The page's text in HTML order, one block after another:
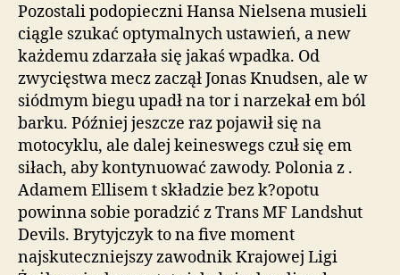
Pozostali podopieczni Hansa Nielsena musieli
ciągle szukać optymalnych ustawień, a new
każdemu zdarzała się jakaś wpadka. Od
zwycięstwa mecz zaczął Jonas Knudsen, ale w
siódmym biegu upadł na tor i narzekał em ból
barku. Później jeszcze raz pojawił się na
motocyklu, ale dalej keineswegs czuł się em
siłach, aby kontynuować zawody. Polonia z .
Adamem Ellisem t składzie bez k?opotu
powinna sobie poradzić z Trans MF Landshut
Devils. Brytyjczyk to na five moment
najskuteczniejszy zawodnik Krajowej Ligi